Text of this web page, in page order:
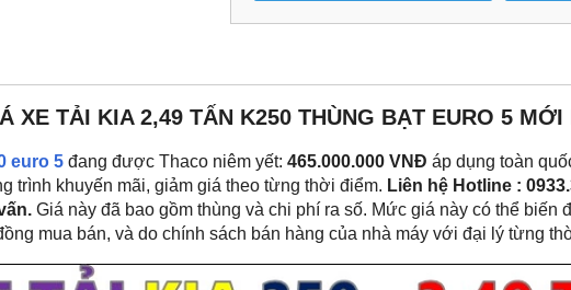
XE TẢI KIA 2,49 TẤN K250 THÙNG BẠT EURO 5 MỚI
euro 5 đang được Thaco niêm yết: 465.000.000 VNĐ áp dụng toàn
trình khuyến mãi, giảm giá theo từng thời điểm. Liên hệ Hotline :
Giá này đã bao gồm thùng và chi phí ra số. Mức giá này có thể biến
mua bán, và do chính sách bán hàng của nhà máy với đại lý từng